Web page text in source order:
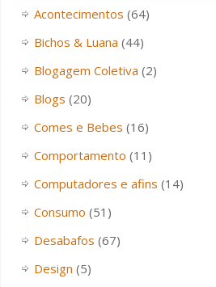
Acontecimentos (64)
Bichos & Luana (44)
Blogagem Coletiva (2)
Blogs (20)
Comes e Bebes (16)
Comportamento (11)
Computadores e afins (14)
Consumo (51)
Desabafos (67)
Design (5)